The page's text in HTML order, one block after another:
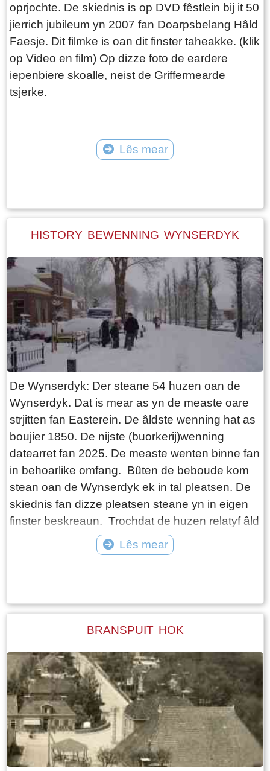
oprjochte. De skiednis is op DVD fêstlein bij it 50
jierrich jubileum yn 2007 fan Doarpsbelang Hâld
Faesje. Dit filmke is oan dit finster taheakke. (klik
op Video en film) Op dizze foto de eardere
iepenbiere skoalle, neist de Griffermearde
tsjerke.
Lês mear
HISTORY BEWENNING WYNSERDYK
De Wynserdyk: Der steane 54 huzen oan de
Wynserdyk. Dat is mear as yn de measte oare
strjitten fan Easterein. De âldste wenning hat as
boujier 1850. De nijste (buorkerij)wenning
datearret fan 2025. De measte wenten binne fan
in behoarlike omfang. Bûten de beboude kom
stean oan de Wynserdyk ek in tal pleatsen. De
skiednis fan dizze pleatsen steane yn in eigen
finster beskreaun. Trochdat de huzen relatyf âld
binne, hawwe der in soad bewenners west. En
ek de bestimming fan meardere gebouwen hat
postkantoar. Wy hawwe besocht safolle
As der oanfollingen binne dan hoopje ik dat jim
dat trochjouwe, oanpasse kin altyd.
Lês mear
BRANSPUIT HOK